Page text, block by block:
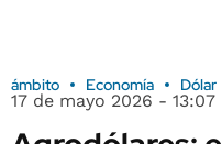
ámbito Economía Dólar
17 de mayo 2026 - 13:07